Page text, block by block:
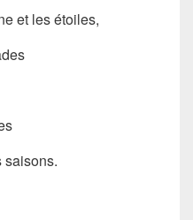
et les étoiles,
saisons.